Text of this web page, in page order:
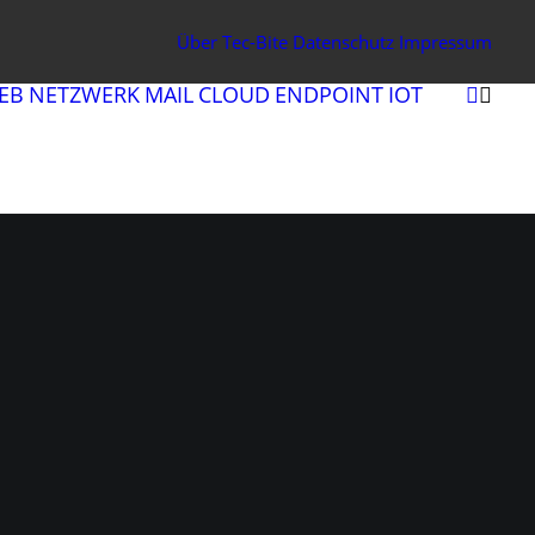
Über Tec-Bite Datenschutz Impressum
NETZWERK MAIL CLOUD ENDPOINT IOT